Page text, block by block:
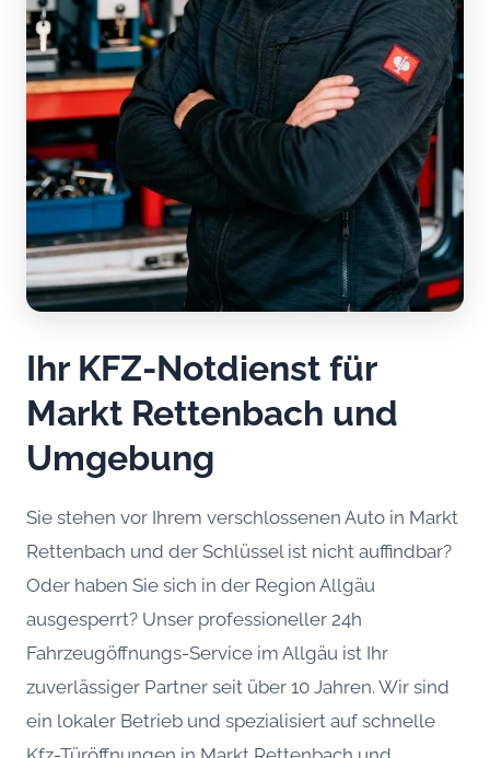
Ihr KFZ-Notdienst für
Markt Rettenbach und
Umgebung
Sie stehen vor Ihrem verschlossenen Auto in Markt
Rettenbach und der Schlüssel ist nicht auffindbar?
Oder haben Sie sich in der Region Allgäu
ausgesperrt? Unser professioneller 24h
Fahrzeugöffnungs-Service im Allgäu ist Ihr
zuverlässiger Partner seit über 10 Jahren. Wir sind
ein lokaler Betrieb und spezialisiert auf schnelle